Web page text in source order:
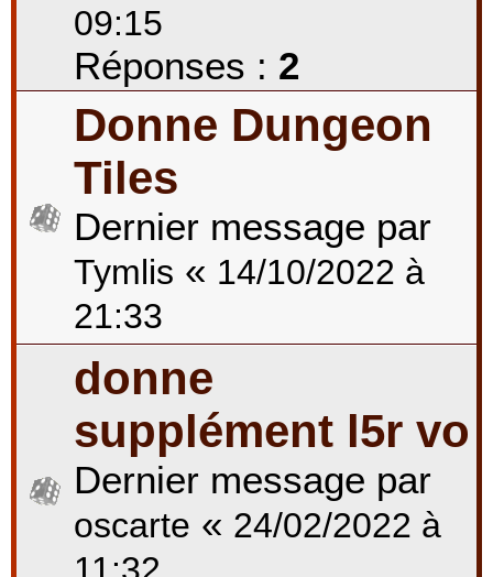
09:15
Réponses : 2
Donne Dungeon
Tiles
Dernier message par
Tymlis « 14/10/2022 à
21:33
donne
supplément l5r vo
Dernier message par
oscarte « 24/02/2022 à
11:32